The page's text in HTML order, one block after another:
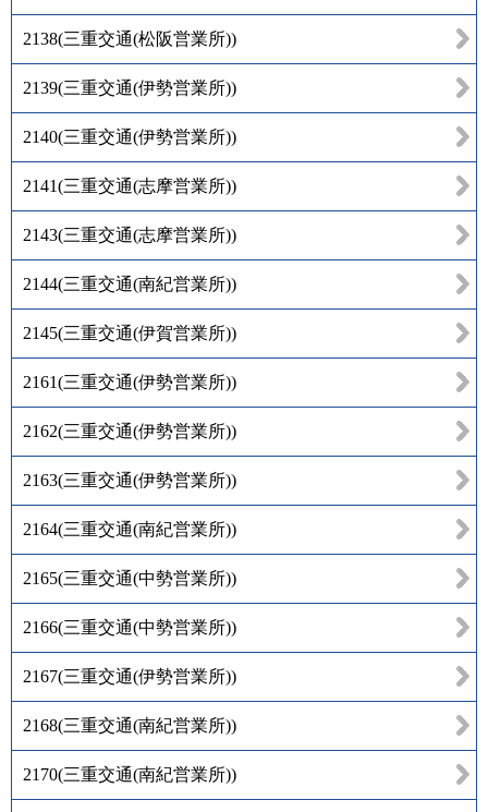
2138(三重交通(松阪営業所))
2139(三重交通(伊勢営業所))
2140(三重交通(伊勢営業所))
2141(三重交通(志摩営業所))
2143(三重交通(志摩営業所))
2144(三重交通(南紀営業所))
2145(三重交通(伊賀営業所))
2161(三重交通(伊勢営業所))
2162(三重交通(伊勢営業所))
2163(三重交通(伊勢営業所))
2164(三重交通(南紀営業所))
2165(三重交通(中勢営業所))
2166(三重交通(中勢営業所))
2167(三重交通(伊勢営業所))
2168(三重交通(南紀営業所))
2170(三重交通(南紀営業所))